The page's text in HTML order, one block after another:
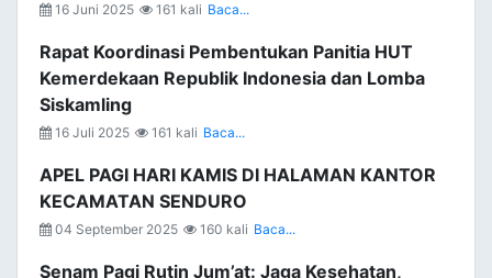
16 Juni 2025 161 kali Baca...
Rapat Koordinasi Pembentukan Panitia HUT
Kemerdekaan Republik Indonesia dan Lomba
Siskamling
16 Juli 2025 161 kali Baca...
APEL PAGI HARI KAMIS DI HALAMAN KANTOR
KECAMATAN SENDURO
04 September 2025 160 kali Baca...
Senam Pagi Rutin Jum’at: Jaga Kesehatan,